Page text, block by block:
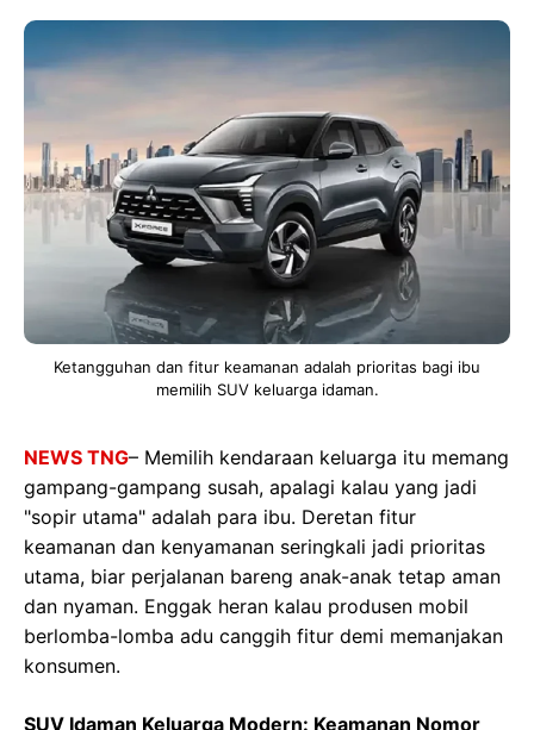
Ketangguhan dan fitur keamanan adalah prioritas bagi ibu
memilih SUV keluarga idaman.
NEWS TNG– Memilih kendaraan keluarga itu memang
gampang-gampang susah, apalagi kalau yang jadi
"sopir utama" adalah para ibu. Deretan fitur
keamanan dan kenyamanan seringkali jadi prioritas
utama, biar perjalanan bareng anak-anak tetap aman
dan nyaman. Enggak heran kalau produsen mobil
berlomba-lomba adu canggih fitur demi memanjakan
konsumen.
SUV Idaman Keluarga Modern: Keamanan Nomor